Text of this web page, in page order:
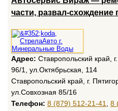
части, развал-схождение
Адрес: Ставропольский край,
96/1, ул.Октябрьская, 114
Ставропольский край, г.
ул.Совхозная 85/16
Телефон: 8 (879) 512-21-41 8